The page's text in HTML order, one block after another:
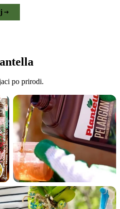
po prirodi.